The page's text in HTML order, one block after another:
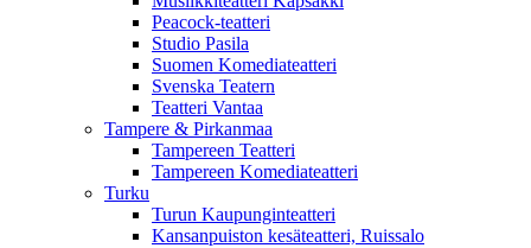
Peacock-teatteri
Studio Pasila
Suomen Komediateatteri
Svenska Teatern
Teatteri Vantaa
Tampere & Pirkanmaa
Tampereen Teatteri
Tampereen Komediateatteri
Turku
Turun Kaupunginteatteri
Kansanpuiston kesäteatteri, Ruissalo